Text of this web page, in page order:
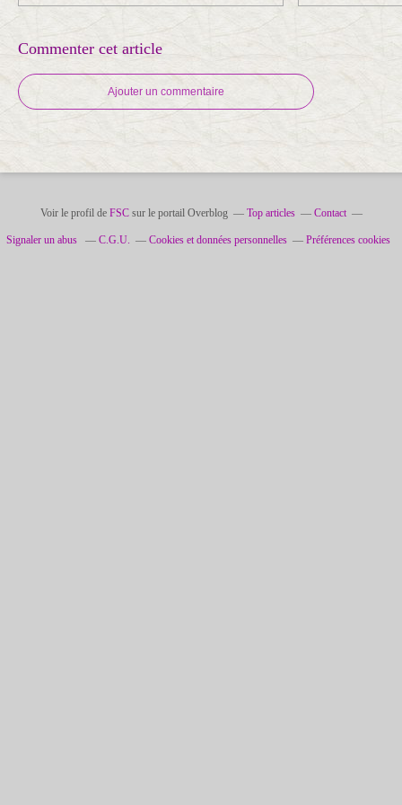
Commenter cet article
Ajouter un commentaire
Voir le profil de FSCsur le portail Overblog Top articles Contact
Signaler un abus C.G.U. Cookies et données personnelles Préférences cookies